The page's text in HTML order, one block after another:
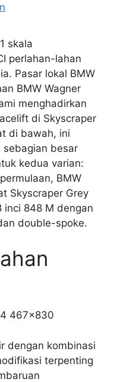
perlahan-lahan
Pasar lokal BMW
BMW Wagner
menghadirkan
di Skyscraper
di bawah, ini
besar
kedua varian:
BMW
Skyscraper Grey
inci 848 M dengan
double-spoke.
dengan kombinasi
terpenting